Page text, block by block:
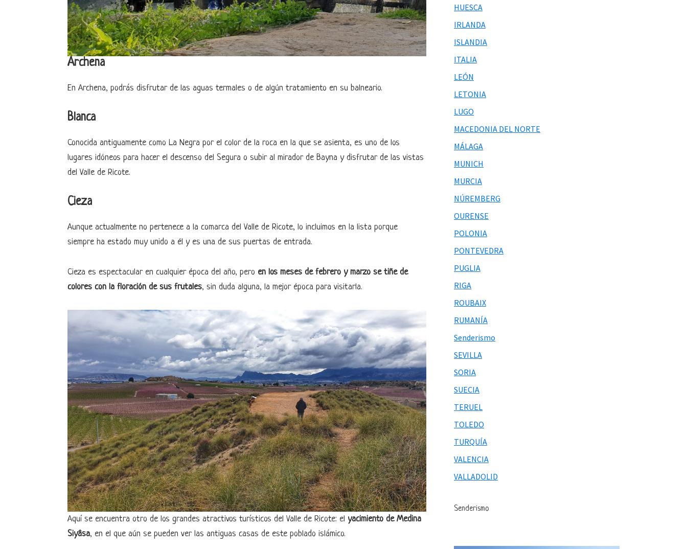
Archena
En Archena, podrás disfrutar de las aguas termales o de algún tratamiento en su balneario.
Blanca
Conocida antiguamente como La Negra por el color de la roca en la que se asienta, es uno de los
lugares idóneos para hacer el descenso del Segura o subir al mirador de Bayna y disfrutar de las vistas
del Valle de Ricote.
Cieza
Aunque actualmente no pertenece a la comarca del Valle de Ricote, lo incluimos en la lista porque
siempre ha estado muy unido a él y es una de sus puertas de entrada.
Cieza es espectacular en cualquier época del año, pero en los meses de febrero y marzo se tiñe de
colores con la floración de sus frutales, sin duda alguna, la mejor época para visitarla.
Aquí se encuentra otro de los grandes atractivos turísticos del Valle de Ricote: el yacimiento de Medina
Siyâsa, en el que aún se pueden ver las antiguas casas de este poblado islámico.
HUESCA
IRLANDA
ISLANDIA
ITALIA
LEÓN
LETONIA
LUGO
MACEDONIA DEL NORTE
MÁLAGA
MUNICH
MURCIA
NÚREMBERG
OURENSE
POLONIA
PONTEVEDRA
PUGLIA
RIGA
ROUBAIX
RUMANÍA
Senderismo
SEVILLA
SORIA
SUECIA
TERUEL
TOLEDO
TURQUÍA
VALENCIA
VALLADOLID
Senderismo